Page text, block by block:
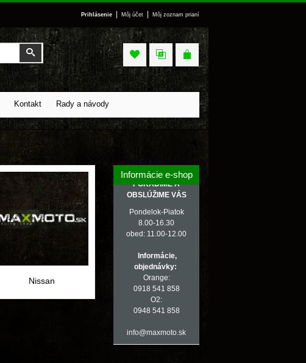
Prihlásenie Môj účet Môj zoznam prianí
Vyhľadať
Kontakt Rady a návody
Nissan
Informácie e-shop
PORADÍME A
OBSLÚŽIME VÁS
Pondelok-Piatok
8.00-16.30
obed: 11.00-12.00
Informácie,
objednávky:
Orange:
0918 541 858
O2:
0948 541 858
info@maxmoto.sk